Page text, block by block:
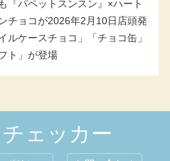
登場!
『パペットスンスン』×ハート
チョコが2026年2月10日店頭発
ルケースチョコ」「チョコ缶」
ト」が登場
ェッカー